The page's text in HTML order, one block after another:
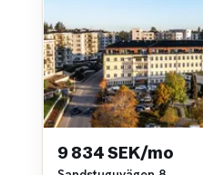
9 834 SEK/mo